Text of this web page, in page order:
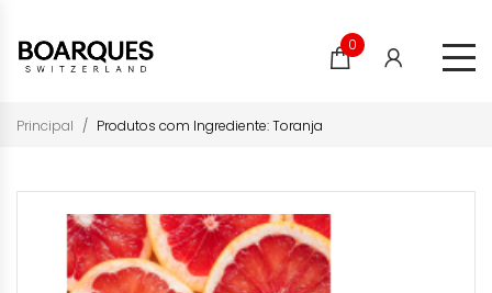
0
Principal Produtos com Ingrediente: Toranja